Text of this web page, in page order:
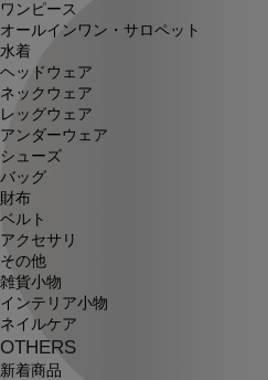
ワンピース
オールインワン・サロペット
水着
ヘッドウェア
ネックウェア
レッグウェア
アンダーウェア
シューズ
バッグ
財布
ベルト
アクセサリ
その他
雑貨小物
インテリア小物
ネイルケア
OTHERS
新着商品